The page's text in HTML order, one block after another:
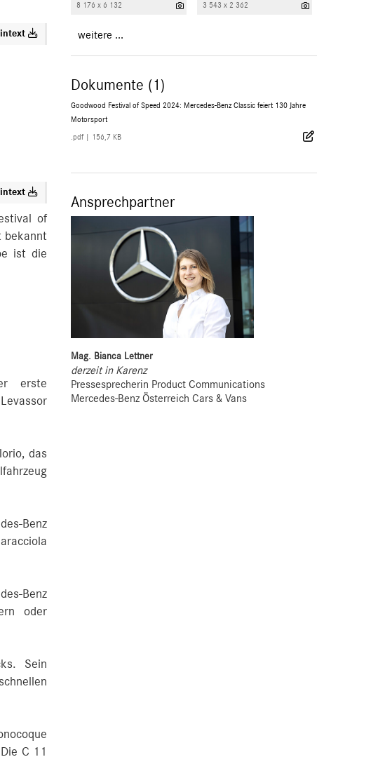
of
bekannt
ist die
erste
das
Benz
Benz
oder
Sein
C 11
8 176 x 6 132 3 543 x 2 362
weitere ...
Dokumente (1)
Goodwood Festival of Speed 2024: Mercedes-Benz Classic feiert 130 Jahre
Motorsport
.pdf 156,7 KB
Ansprechpartner
Mag. Bianca Lettner
derzeit in Karenz
Pressesprecherin Product Communications
Mercedes-Benz Österreich Cars & Vans